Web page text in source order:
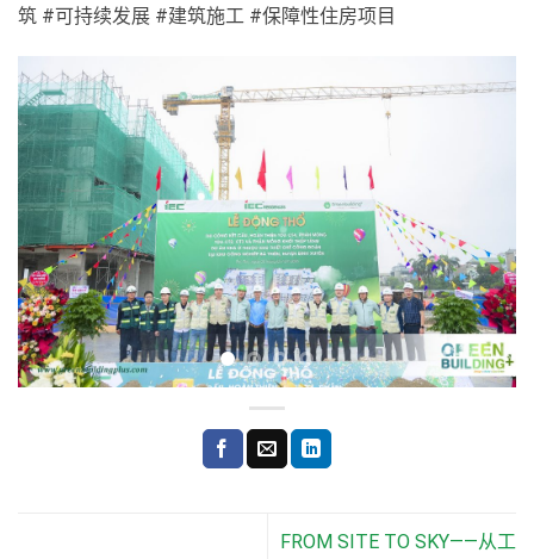
筑 #可持续发展 #建筑施工 #保障性住房项目
FROM SITE TO SKY——从工